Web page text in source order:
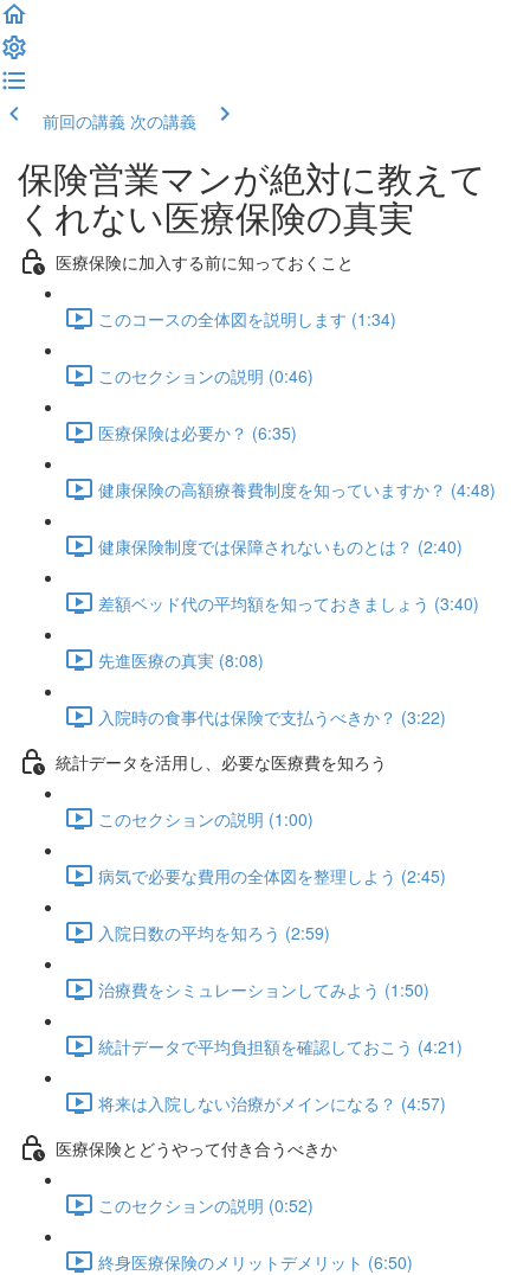
前回の講義 次の講義
保険営業マンが絶対に教えて
くれない医療保険の真実
医療保険に加入する前に知っておくこと
このコースの全体図を説明します (1:34)
このセクションの説明 (0:46)
医療保険は必要か？ (6:35)
健康保険の高額療養費制度を知っていますか？ (4:48)
健康保険制度では保障されないものとは？ (2:40)
差額ベッド代の平均額を知っておきましょう (3:40)
先進医療の真実 (8:08)
入院時の食事代は保険で支払うべきか？ (3:22)
統計データを活用し、必要な医療費を知ろう
このセクションの説明 (1:00)
病気で必要な費用の全体図を整理しよう (2:45)
入院日数の平均を知ろう (2:59)
治療費をシミュレーションしてみよう (1:50)
統計データで平均負担額を確認しておこう (4:21)
将来は入院しない治療がメインになる？ (4:57)
医療保険とどうやって付き合うべきか
このセクションの説明 (0:52)
終身医療保険のメリットデメリット (6:50)